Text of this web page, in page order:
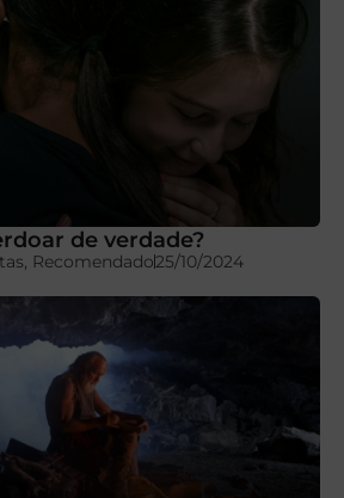
de verdade?
, Recomendado25/10/2024